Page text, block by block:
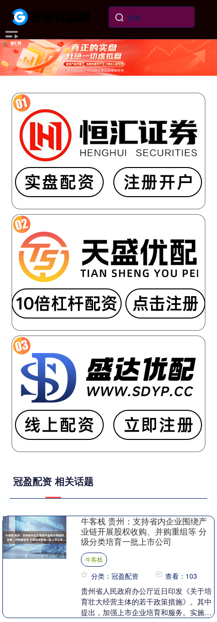
冠盈配资 相关话题
牛客栈 贵州：支持省内企业围绕产
业链开展股权收购、并购重组等 分
级分类培育一批上市公司
牛客栈
分类：冠盈配资 查看：103
贵州省人民政府办公厅近日印发《关于培
育壮大经营主体的若干政策措施》。其中
提出，加强上市企业培育和服务。实施企